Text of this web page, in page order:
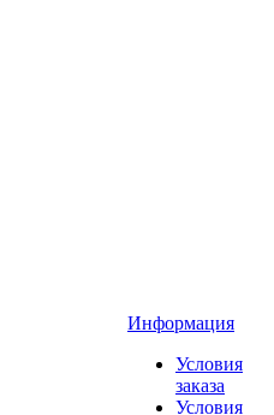
Информация
Условия
заказа
Условия